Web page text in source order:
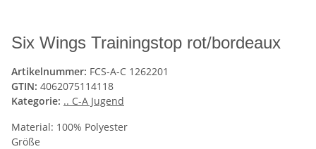
Six Wings Trainingstop rot/bordeaux
Artikelnummer: FCS-A-C 1262201
GTIN: 4062075114118
Kategorie: .. C-A Jugend
Material: 100% Polyester
Größe